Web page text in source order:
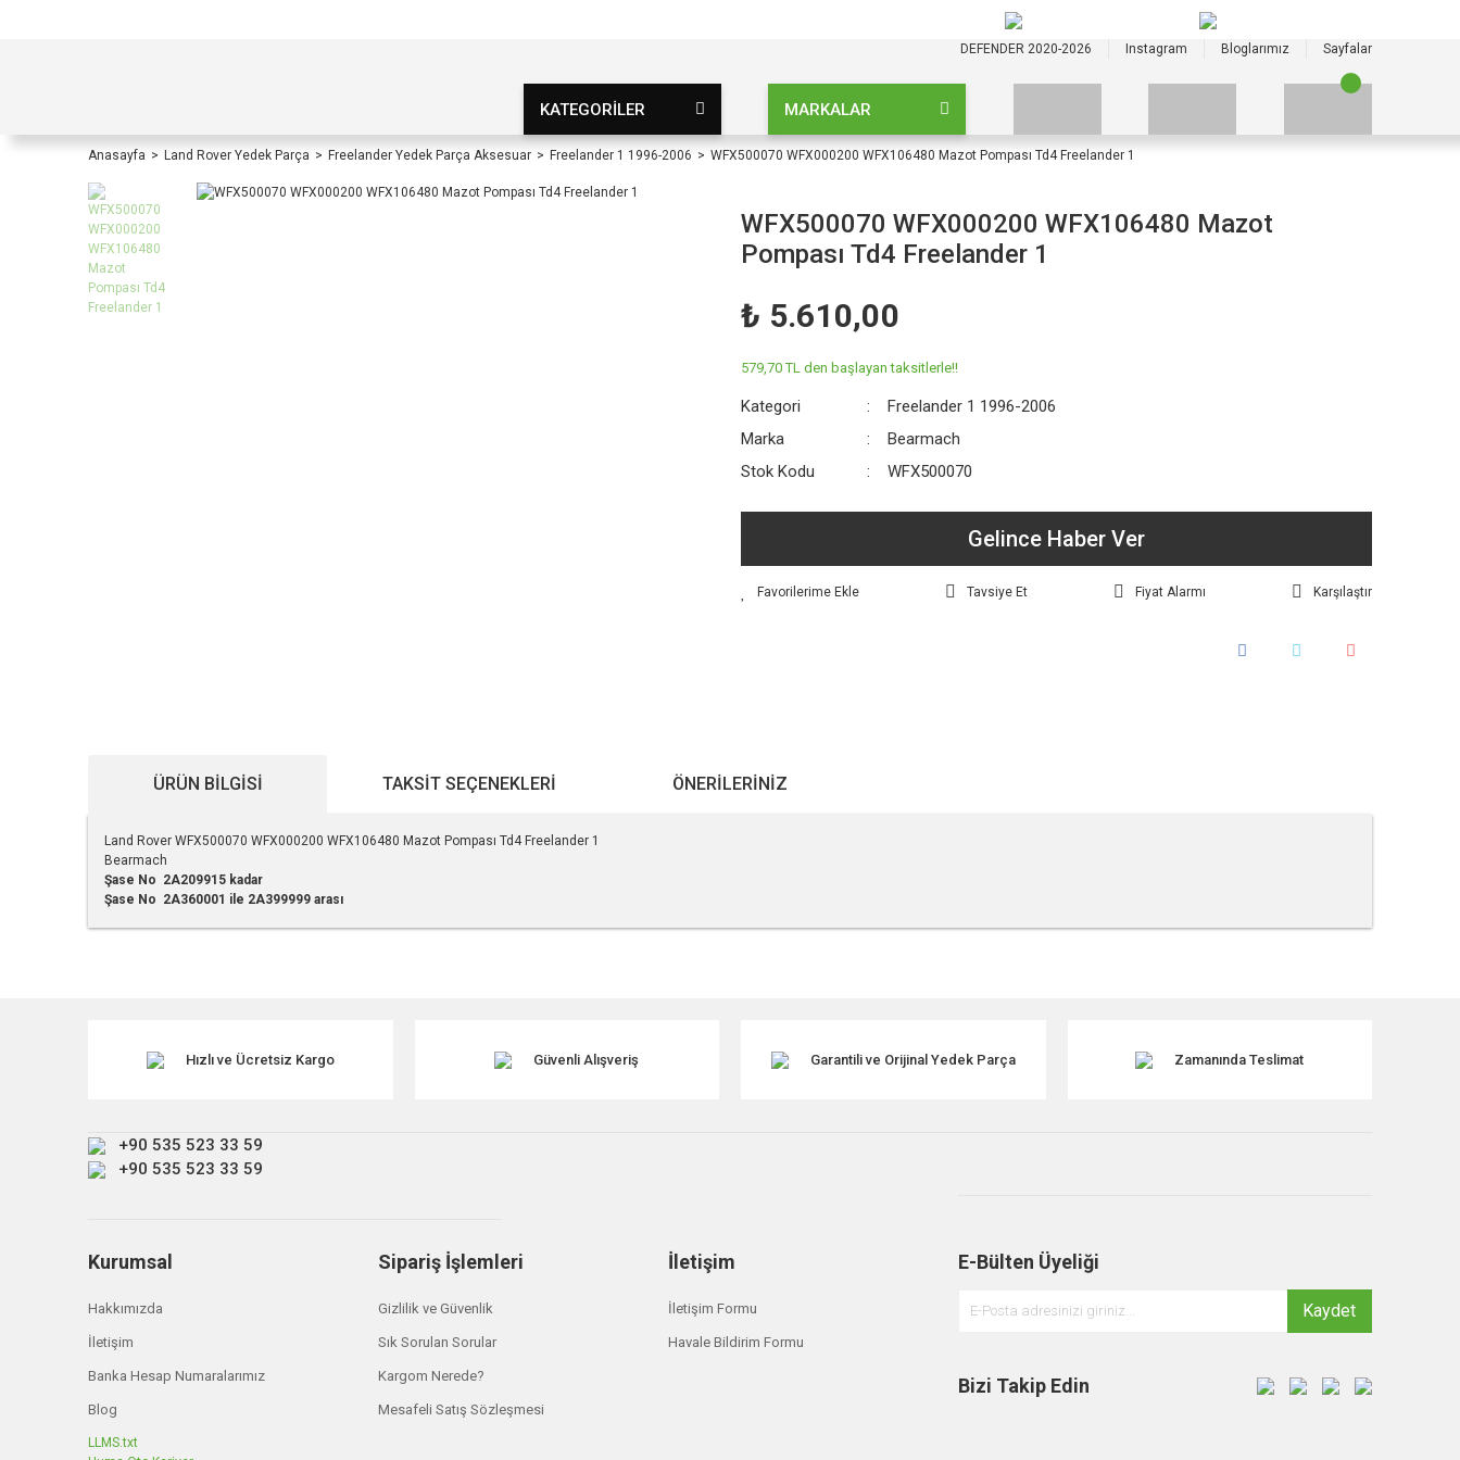
DEFENDER 2020-2026 Instagram Bloglarımız Sayfalar
KATEGORİLER MARKALAR
Anasayfa Land Rover Yedek Parça Freelander Yedek Parça Aksesuar Freelander 1 1996-2006 WFX500070 WFX000200 WFX106480 Mazot Pompası Td4 Freelander 1
WFX500070 WFX000200 WFX106480 Mazot
Pompası Td4 Freelander 1
₺ 5.610,00
579,70 TL den başlayan taksitlerle!!
Kategori
Freelander 1 1996-2006
Marka
Bearmach
Stok Kodu
WFX500070
Gelince Haber Ver
Tavsiye Et Fiyat Alarmı Karşılaştır
ÜRÜN BILGISI TAKSIT SEÇENEKLERI ÖNERILERINIZ
Land Rover WFX500070 WFX000200 WFX106480 Mazot Pompası Td4 Freelander 1
Bearmach
Şase No 2A209915 kadar
Şase No 2A360001 ile 2A399999 arası
Ürün açıklamasında eksik bilgiler bulunuyor.
Bu ürüne benzer farklı alternatifler olmalı.
Hızlı ve Ücretsiz Kargo Güvenli Alışveriş Garantili ve Orijinal Yedek Parça Zamanında Teslimat
+90 535 523 33 59
+90 535 523 33 59
Kurumsal
Hakkımızda
İletişim
Banka Hesap Numaralarımız
Blog
LLMS.txt
Sipariş İşlemleri
Gizlilik ve Güvenlik
Sık Sorulan Sorular
Kargom Nerede?
Mesafeli Satış Sözleşmesi
İletişim
İletişim Formu
Havale Bildirim Formu
E-Bülten Üyeliği
Kaydet
Bizi Takip Edin